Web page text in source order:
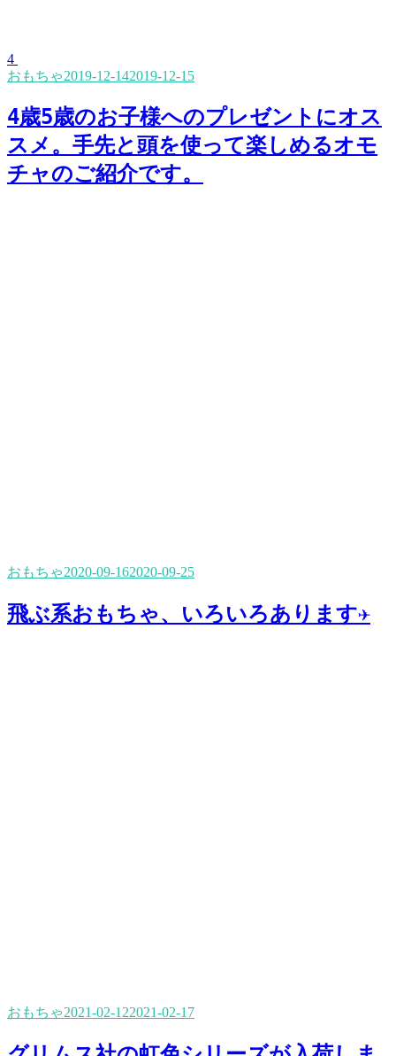
4
おもちゃ2019-12-142019-12-15
4歳5歳のお子様へのプレゼントにオス
スメ。手先と頭を使って楽しめるオモ
チャのご紹介です。
おもちゃ2020-09-162020-09-25
飛ぶ系おもちゃ、いろいろあります✈️
おもちゃ2021-02-122021-02-17